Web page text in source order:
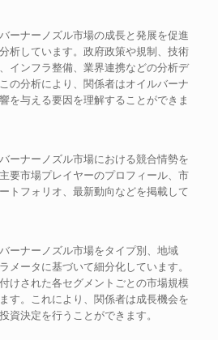
ーナーノズル市場の成長と発展を促進
析しています。政府政策や規制、技術
インフラ整備、業界連携などの分析デ
の分析により、関係者はオイルバーナ
を与える要因を理解することができま
ーナーノズル市場における競合情勢を
要市場プレイヤーのプロフィール、市
トフォリオ、最新動向などを掲載して
ーナーノズル市場をタイプ別、地域
メータに基づいて細分化しています。
けされた各セグメントごとの市場規模
す。これにより、関係者は成長機会を
資決定を行うことができます。